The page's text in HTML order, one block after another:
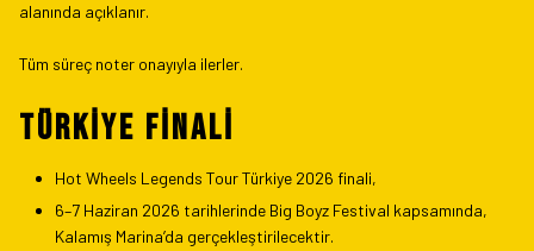
alanında açıklanır.
Tüm süreç noter onayıyla ilerler.
TÜRKİYE FİNALİ
Hot Wheels Legends Tour Türkiye 2026 finali,
6–7 Haziran 2026 tarihlerinde Big Boyz Festival kapsamında,
Kalamış Marina’da gerçekleştirilecektir.